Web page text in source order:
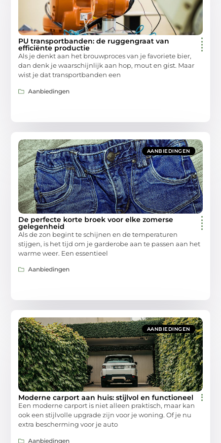
PU transportbanden: de ruggengraat van
efficiënte productie
Als je denkt aan het brouwproces van je favoriete bier,
dan denk je waarschijnlijk aan hop, mout en gist. Maar
wist je dat transportbanden een
Aanbiedingen
AANBIEDINGEN
De perfecte korte broek voor elke zomerse
gelegenheid
Als de zon begint te schijnen en de temperaturen
stijgen, is het tijd om je garderobe aan te passen aan het
warme weer. Een essentieel
Aanbiedingen
AANBIEDINGEN
Moderne carport aan huis: stijlvol en functioneel
Een moderne carport is niet alleen praktisch, maar kan
ook een stijlvolle upgrade zijn voor je woning. Of je nu
extra bescherming voor je auto
Aanbiedingen